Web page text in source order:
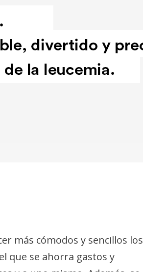
más cómodos y sencillos los
que se ahorra gastos y